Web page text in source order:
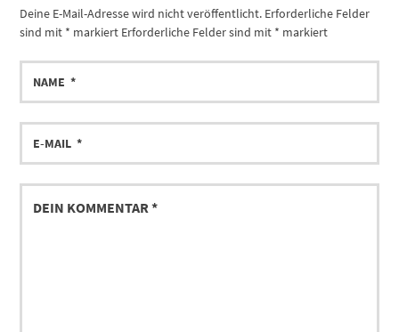
Deine E-Mail-Adresse wird nicht veröffentlicht. Erforderliche Felder
sind mit * markiert Erforderliche Felder sind mit * markiert